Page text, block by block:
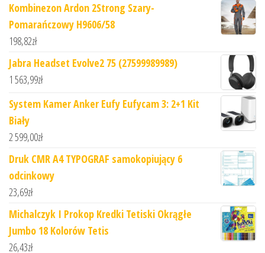
Kombinezon Ardon 2Strong Szary-
Pomarańczowy H9606/58
198,82zł
Jabra Headset Evolve2 75 (27599989989)
1 563,99zł
System Kamer Anker Eufy Eufycam 3: 2+1 Kit
Biały
2 599,00zł
Druk CMR A4 TYPOGRAF samokopiujący 6
odcinkowy
23,69zł
Michalczyk I Prokop Kredki Tetiski Okrągłe
Jumbo 18 Kolorów Tetis
26,43zł